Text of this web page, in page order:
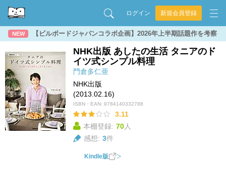
ログイン 新規会員登録
NEW 【ビルボードジャパンコラボ企画】2026年上半期話題作を考察
NHK出版 あしたの生活 タニアのド
イツ式シンプル料理
門倉多仁亜
NHK出版
(2013.02.16)
ISBN・EAN: 9784140332788
3.11
本棚登録: 70人
感想: 3件
Kindle版